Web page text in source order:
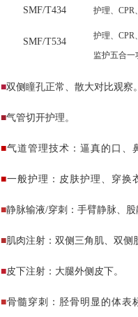
SMF/T434 护理、 CPR
SMF/T534
护理、 CPR
监护五合一
■双侧瞳孔正常、散大对比观察。
■气管切开护理。
■气道管理技术：逼真的口、
■一般护理：皮肤护理、穿换
■静脉输液/穿刺：手臂静脉、股
■肌肉注射：双侧三角肌、双侧
■皮下注射：大腿外侧皮下。
■骨髓穿刺：胫骨明显的体表